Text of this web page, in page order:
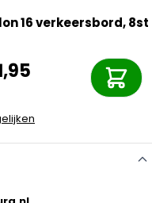
16 verkeersbord, 8st